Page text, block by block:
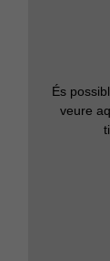
És
veure